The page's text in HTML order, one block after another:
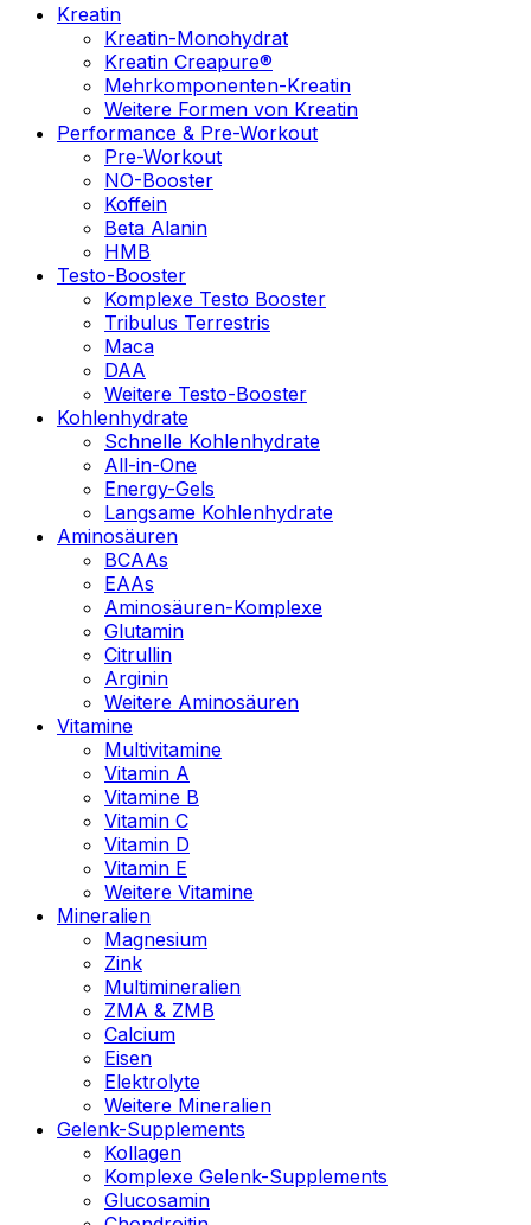
Kreatin
Kreatin-Monohydrat
Kreatin Creapure®
Mehrkomponenten-Kreatin
Weitere Formen von Kreatin
Performance & Pre-Workout
Pre-Workout
NO-Booster
Koffein
Beta Alanin
HMB
Testo-Booster
Komplexe Testo Booster
Tribulus Terrestris
Maca
DAA
Weitere Testo-Booster
Kohlenhydrate
Schnelle Kohlenhydrate
All-in-One
Energy-Gels
Langsame Kohlenhydrate
Aminosäuren
BCAAs
EAAs
Aminosäuren-Komplexe
Glutamin
Citrullin
Arginin
Weitere Aminosäuren
Vitamine
Multivitamine
Vitamin A
Vitamine B
Vitamin C
Vitamin D
Vitamin E
Weitere Vitamine
Mineralien
Magnesium
Zink
Multimineralien
ZMA & ZMB
Calcium
Eisen
Elektrolyte
Weitere Mineralien
Gelenk-Supplements
Kollagen
Komplexe Gelenk-Supplements
Glucosamin